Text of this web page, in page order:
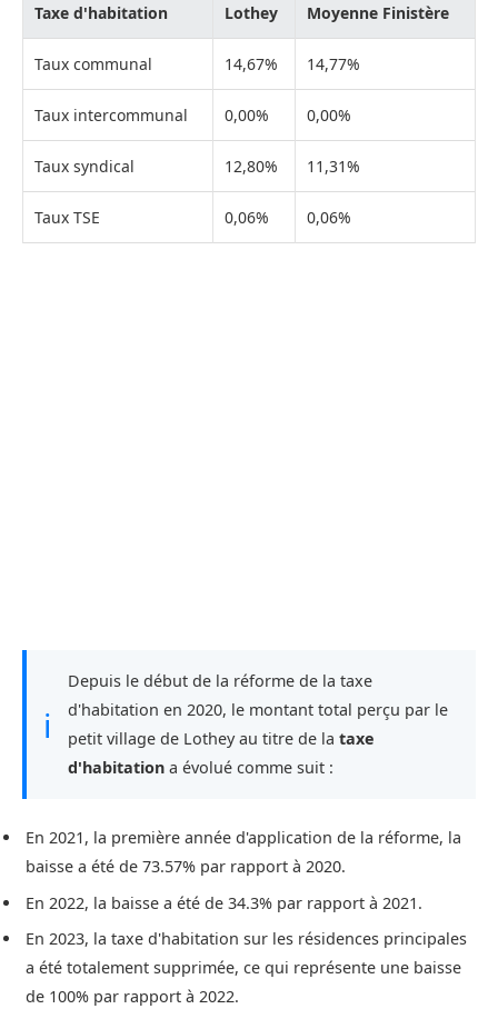
Taxe d'habitation Lothey Moyenne Finistère
Taux communal 14,67% 14,77%
Taux intercommunal 0,00% 0,00%
Taux syndical 12,80% 11,31%
Taux TSE 0,06% 0,06%
ℹ
Depuis le début de la réforme de la taxe
d'habitation en 2020, le montant total perçu par le
petit village de Lothey au titre de la taxe
d'habitation a évolué comme suit :
En 2021, la première année d'application de la réforme, la
baisse a été de 73.57% par rapport à 2020.
En 2022, la baisse a été de 34.3% par rapport à 2021.
En 2023, la taxe d'habitation sur les résidences principales
a été totalement supprimée, ce qui représente une baisse
de 100% par rapport à 2022.